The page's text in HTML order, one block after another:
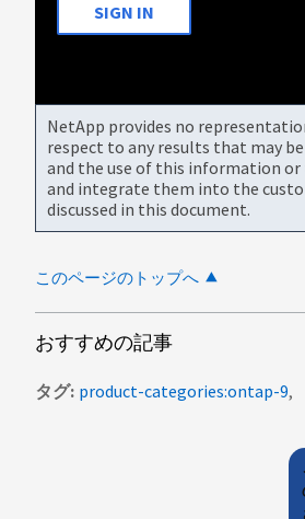
SIGN IN
NetApp provides no
respect to any results that may
and the use of this information
and integrate them into the
discussed in this document.
このページのトップへ
おすすめの記事
タグ product-categories:ontap-9